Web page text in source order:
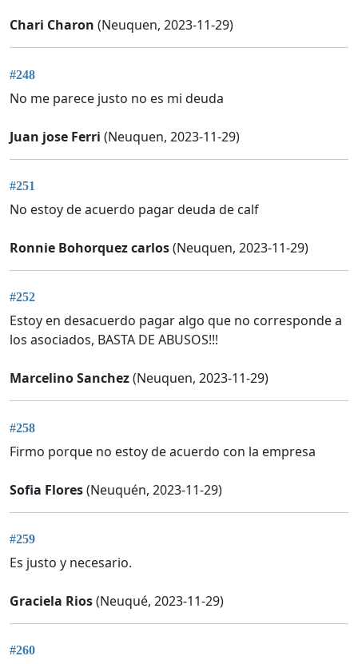
Chari Charon (Neuquen, 2023-11-29)
#248
No me parece justo no es mi deuda
Juan jose Ferri (Neuquen, 2023-11-29)
#251
No estoy de acuerdo pagar deuda de calf
Ronnie Bohorquez carlos(Neuquen, 2023-11-29)
#252
Estoy en desacuerdo pagar algo que no corresponde a
los asociados, BASTA DE ABUSOS!!!
Marcelino Sanchez(Neuquen, 2023-11-29)
#258
Firmo porque no estoy de acuerdo con la empresa
Sofia Flores(Neuquén, 2023-11-29)
#259
Es justo y necesario.
Graciela Rios(Neuqué, 2023-11-29)
#260